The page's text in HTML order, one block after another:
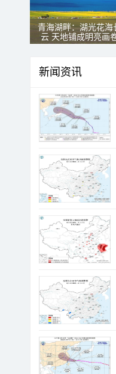
青海湖畔：湖光花海
云 天地铺成明亮画
新闻资讯